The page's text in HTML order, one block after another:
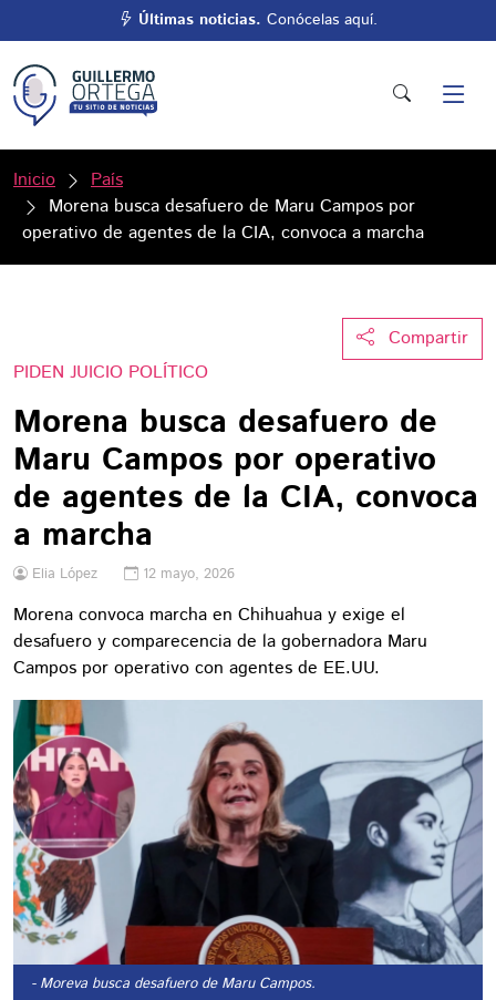
Últimas noticias. Conócelas aquí.
Inicio
País
Morena busca desafuero de Maru Campos por
operativo de agentes de la CIA, convoca a marcha
Compartir
PIDEN JUICIO POLÍTICO
Morena busca desafuero de
Maru Campos por operativo
de agentes de la CIA, convoca
a marcha
Elia López 12 mayo, 2026
Morena convoca marcha en Chihuahua y exige el
desafuero y comparecencia de la gobernadora Maru
Campos por operativo con agentes de EE.UU.
- Moreva busca desafuero de Maru Campos.